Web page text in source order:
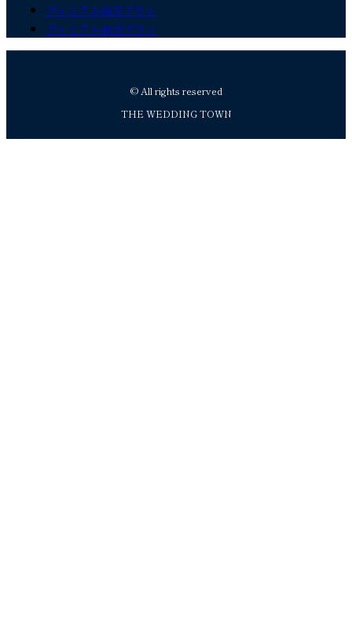
プレミアム36万プラン
プレミアム46万プラン
© All rights reserved
THE WEDDING TOWN